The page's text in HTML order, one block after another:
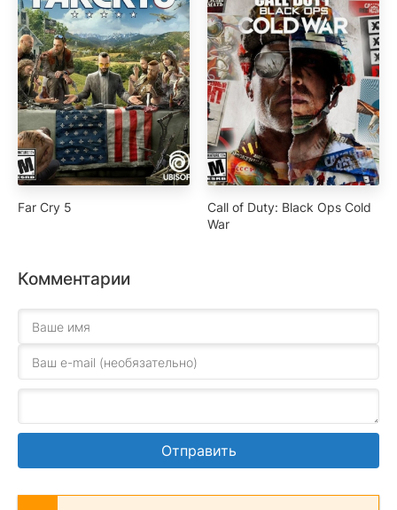
Far Cry 5
Call of Duty: Black Ops Cold
War
Комментарии
Отправить